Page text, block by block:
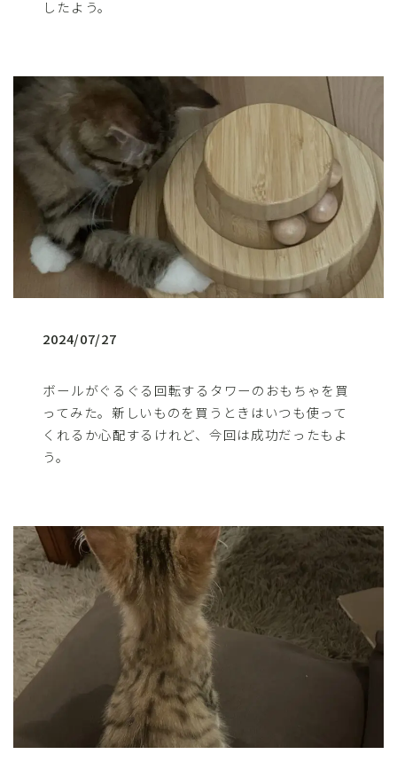
したよう。
2024/07/27
ボールがぐるぐる回転するタワーのおもちゃを買
ってみた。新しいものを買うときはいつも使って
くれるか心配するけれど、今回は成功だったもよ
う。